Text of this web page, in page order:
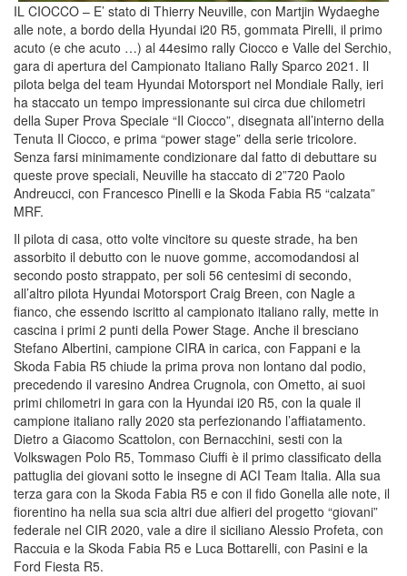
IL CIOCCO – E’ stato di Thierry Neuville, con Martjin Wydaeghe
alle note, a bordo della Hyundai i20 R5, gommata Pirelli, il primo
acuto (e che acuto …) al 44esimo rally Ciocco e Valle del Serchio,
gara di apertura del Campionato Italiano Rally Sparco 2021. Il
pilota belga del team Hyundai Motorsport nel Mondiale Rally, ieri
ha staccato un tempo impressionante sui circa due chilometri
della Super Prova Speciale “Il Ciocco”, disegnata all’interno della
Tenuta Il Ciocco, e prima “power stage” della serie tricolore.
Senza farsi minimamente condizionare dal fatto di debuttare su
queste prove speciali, Neuville ha staccato di 2”720 Paolo
Andreucci, con Francesco Pinelli e la Skoda Fabia R5 “calzata”
MRF.
Il pilota di casa, otto volte vincitore su queste strade, ha ben
assorbito il debutto con le nuove gomme, accomodandosi al
secondo posto strappato, per soli 56 centesimi di secondo,
all’altro pilota Hyundai Motorsport Craig Breen, con Nagle a
fianco, che essendo iscritto al campionato italiano rally, mette in
cascina i primi 2 punti della Power Stage. Anche il bresciano
Stefano Albertini, campione CIRA in carica, con Fappani e la
Skoda Fabia R5 chiude la prima prova non lontano dal podio,
precedendo il varesino Andrea Crugnola, con Ometto, ai suoi
primi chilometri in gara con la Hyundai i20 R5, con la quale il
campione italiano rally 2020 sta perfezionando l’affiatamento.
Dietro a Giacomo Scattolon, con Bernacchini, sesti con la
Volkswagen Polo R5, Tommaso Ciuffi è il primo classificato della
pattuglia dei giovani sotto le insegne di ACI Team Italia. Alla sua
terza gara con la Skoda Fabia R5 e con il fido Gonella alle note, il
fiorentino ha nella sua scia altri due alfieri del progetto “giovani”
federale nel CIR 2020, vale a dire il siciliano Alessio Profeta, con
Raccuia e la Skoda Fabia R5 e Luca Bottarelli, con Pasini e la
Ford Fiesta R5.